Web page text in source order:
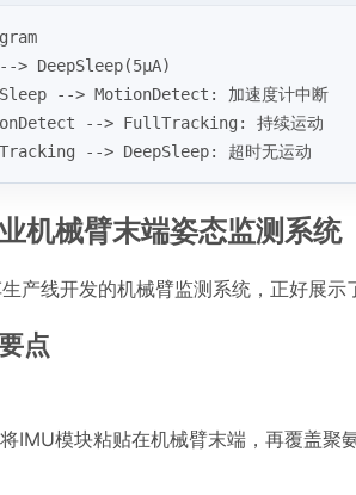
> DeepSleep(5μA)
--> MotionDetect: 加速度计中断
--> FullTracking: 持续运动
--> DeepSleep: 超时无运动
机械臂末端姿态监测系统
产线开发的机械臂监测系统，正好展
点
IMU模块粘贴在机械臂末端，再覆盖聚